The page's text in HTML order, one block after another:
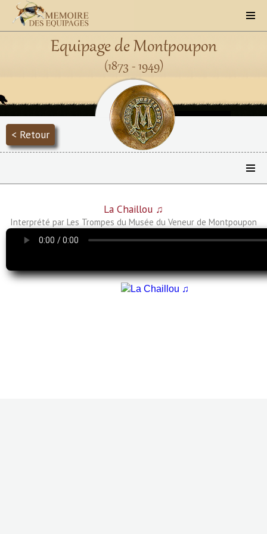
Equipage de Montpoupon
(1873 - 1949)
< Retour
La Chaillou ♫
Interprété par Les Trompes du Musée du Veneur de Montpoupon